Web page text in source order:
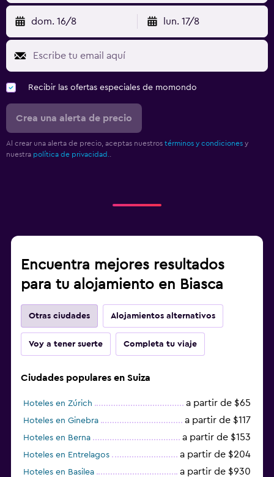
dom. 16/8 lun. 17/8
Recibir las ofertas especiales de momondo
Crea una alerta de precio
Al crear una alerta de precio, aceptas nuestros términos y condiciones y
nuestra política de privacidad.
Encuentra mejores resultados
para tu alojamiento en Biasca
Otras ciudades Alojamientos alternativos
Voy a tener suerte Completa tu viaje
Ciudades populares en Suiza
Hoteles en Zúrich a partir de $65
Hoteles en Ginebra a partir de $117
Hoteles en Berna a partir de $153
Hoteles en Entrelagos a partir de $204
Hoteles en Basilea a partir de $930